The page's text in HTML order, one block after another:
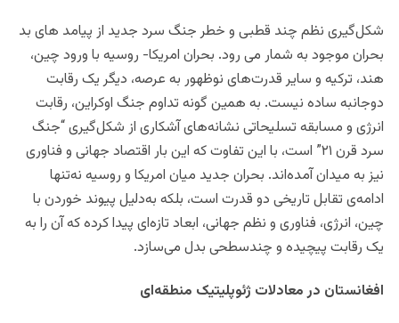
شکل‌گیری نظم چند قطبی و خطر جنگ سرد جدید از پیامد های بد
بحران موجود به شمار می رود. بحران امریکا- روسیه با ورود چین،
هند، ترکیه و سایر قدرت‌های نوظهور به عرصه، دیگر یک رقابت
دوجانبه ساده نیست. به همین‌ گونه تداوم جنگ اوکراین، رقابت
انرژی و مسابقه تسلیحاتی نشانه‌های آشکاری از شکل‌گیری “جنگ
سرد قرن ۲۱” است، با این تفاوت که این بار اقتصاد جهانی و فناوری
نیز به میدان آمده‌اند. بحران جدید میان امریکا و روسیه نه‌تنها
ادامه‌ی تقابل تاریخی دو قدرت است، بلکه به‌دلیل پیوند خوردن با
چین، انرژی، فناوری و نظم جهانی، ابعاد تازه‌ای پیدا کرده که آن را به
یک رقابت پیچیده و چندسطحی بدل می‌سازد.
افغانستان در معادلات ژئوپلیتیک منطقه‌ای